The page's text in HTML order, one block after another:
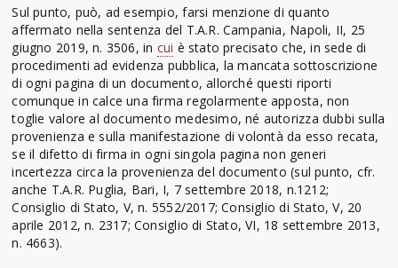
Sul punto, può, ad esempio, farsi menzione di quanto
affermato nella sentenza del T.A.R. Campania, Napoli, II, 25
giugno 2019, n. 3506, in cui è stato precisato che, in sede di
procedimenti ad evidenza pubblica, la mancata sottoscrizione
di ogni pagina di un documento, allorché questi riporti
comunque in calce una firma regolarmente apposta, non
toglie valore al documento medesimo, né autorizza dubbi sulla
provenienza e sulla manifestazione di volontà da esso recata,
se il difetto di firma in ogni singola pagina non generi
incertezza circa la provenienza del documento (sul punto, cfr.
anche T.A.R. Puglia, Bari, I, 7 settembre 2018, n.1212;
Consiglio di Stato, V, n. 5552/2017; Consiglio di Stato, V, 20
aprile 2012, n. 2317; Consiglio di Stato, VI, 18 settembre 2013,
n. 4663).